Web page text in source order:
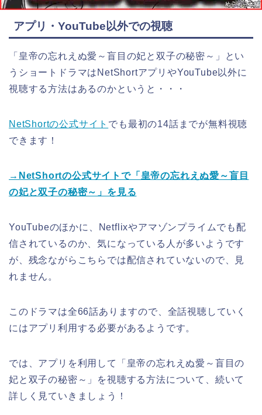
アプリ・YouTube以外での視聴
「皇帝の忘れえぬ愛～盲目の妃と双子の秘密～」とい
うショートドラマはNetShortアプリやYouTube以外に
視聴する方法はあるのかというと・・・
NetShortの公式サイト でも最初の14話までが無料視聴
できます！
→NetShortの公式サイトで「皇帝の忘れえぬ愛～盲目
の妃と双子の秘密～」を見る
YouTubeのほかに、Netflixやアマゾンプライムでも配
信されているのか、気になっている人が多いようです
が、残念ながらこちらでは配信されていないので、見
れません。
このドラマは全66話ありますので、全話視聴していく
にはアプリ利用する必要があるようです。
では、アプリを利用して「皇帝の忘れえぬ愛～盲目の
妃と双子の秘密～」を視聴する方法について、続いて
詳しく見ていきましょう！